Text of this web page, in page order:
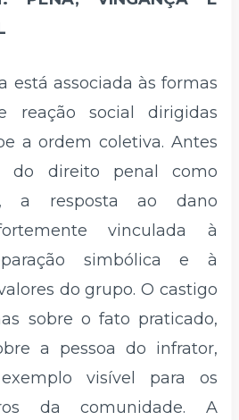
está associada às formas
reação social dirigidas
a ordem coletiva. Antes
do direito penal como
a resposta ao dano
vinculada à
simbólica e à
do grupo. O castigo
sobre o fato praticado,
a pessoa do infrator,
visível para os
da comunidade. A